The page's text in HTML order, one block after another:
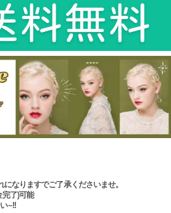
なりますでご了承くださいませ。
完了)可能
~!!